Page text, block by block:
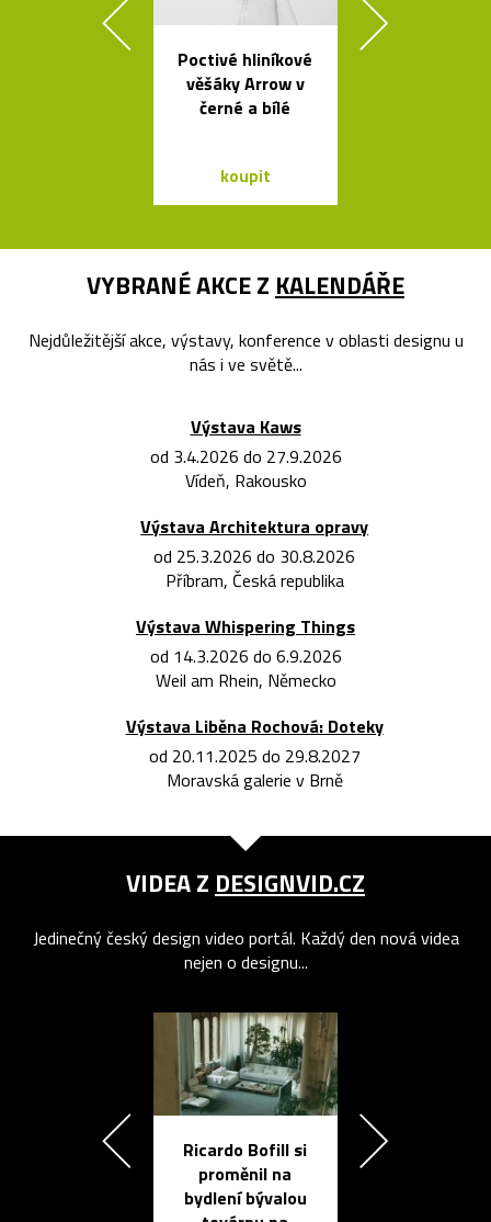
Poctivé hliníkové
věšáky Arrow v
černé a bílé
koupit
VYBRANÉ AKCE Z KALENDÁŘE
Nejdůležitější akce, výstavy, konference v oblasti designu u
nás i ve světě...
Výstava Kaws
od 3.4.2026 do 27.9.2026
Vídeň, Rakousko
Výstava Architektura opravy
od 25.3.2026 do 30.8.2026
Příbram, Česká republika
Výstava Whispering Things
od 14.3.2026 do 6.9.2026
Weil am Rhein, Německo
Výstava Liběna Rochová: Doteky
od 20.11.2025 do 29.8.2027
Moravská galerie v Brně
VIDEA Z DESIGNVID.CZ
Jedinečný český design video portál. Každý den nová videa
nejen o designu...
Ricardo Bofill si
proměnil na
bydlení bývalou